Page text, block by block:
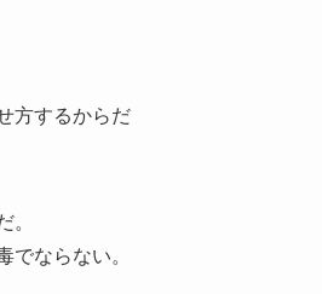
方するからだ
。
でならない。